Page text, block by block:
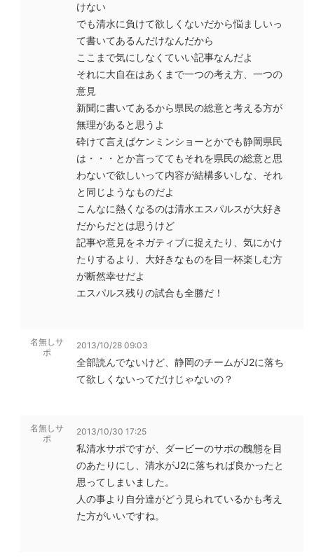
けない
でも清水に負けて欲しくないだから悩ましいっ
て書いてあるんだけなんだから
ここまで気にしなくていい記事なんだよ
それに大自在はあくまで一つの考え方、一つの
意見
新聞に書いてあるから県民の総意と考える方が
無理があると思うよ
砕けて言えばケンミンショーとかでも静岡県民
は・・・とか言っててもそれを県民の総意と思
わないで欲しいって内容が結構多いしな、それ
と同じようなものだよ
こんなに熱くなるのは清水エスパルスが大好き
だからだとは思うけど
記事や意見をネガティブに捉えたり、気にかけ
たりするより、大好きなものを目一杯楽しむ方
が断然幸せだよ
エスパルス残りの試合も全勝だ！
名無しサ
ポ
2013/10/28 09:03
全部読んでないけど、静岡のチームがJ2に落ち
て欲しくないってだけじゃないの？
名無しサ
ポ
2013/10/30 17:25
私清水サポですが、ダービーのサポの醜態を目
のあたりにし、清水がJ2に落ちれば良かったと
思ってしまいました。
人の事より自分達がどう見られているかも考え
た方がいいですね。